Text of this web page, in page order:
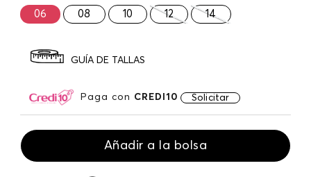
06 08 10 12 14
GUÍA DE TALLAS
Paga con CREDI10 Solicitar
Añadir a la bolsa